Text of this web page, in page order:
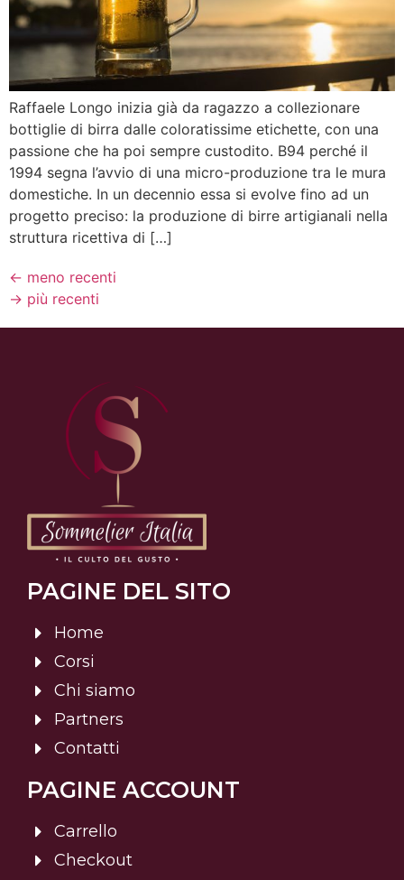
Raffaele Longo inizia già da ragazzo a collezionare
bottiglie di birra dalle coloratissime etichette, con una
passione che ha poi sempre custodito. B94 perché il
1994 segna l’avvio di una micro-produzione tra le mura
domestiche. In un decennio essa si evolve fino ad un
progetto preciso: la produzione di birre artigianali nella
struttura ricettiva di […]
← meno recenti
→ più recenti
PAGINE DEL SITO
Home
Corsi
Chi siamo
Partners
Contatti
PAGINE ACCOUNT
Carrello
Checkout